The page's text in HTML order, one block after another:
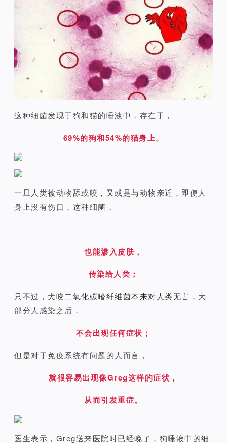
这种细菌发现于狗和猫的唾液中，存在于，
69%的狗和54%的猫身上。
一旦人类被动物舔或咬，又或是与动物亲近，即便人
身上没有伤口， 这种细菌，
也能渗入皮肤，
传染给人类；
只不过， 犬咬二氧化碳嗜纤维菌本来对人类无害， 大
部分人感染之后，
不会出现任何症状；
但是对于免疫系统有问题的人而言，
就很容易出现像Greg这样的症状，
从而引发重症。
医生表示，Greg送来医院时已经晚了，狗唾液中的细